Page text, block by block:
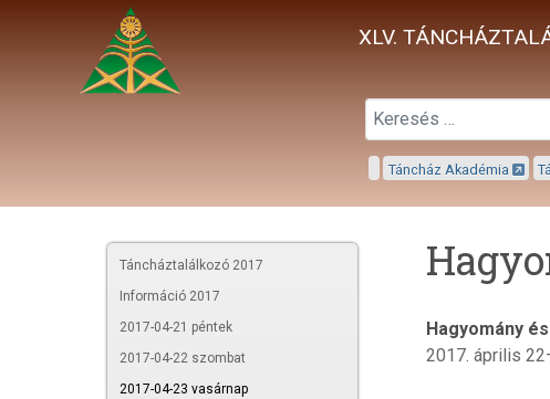
XLV.
Táncház Akadémia
Táncháztalálkozó 2017
Információ 2017
2017-04-21 péntek
2017-04-22 szombat
2017-04-23 vasárnap
Hagyomány
2017. április 22